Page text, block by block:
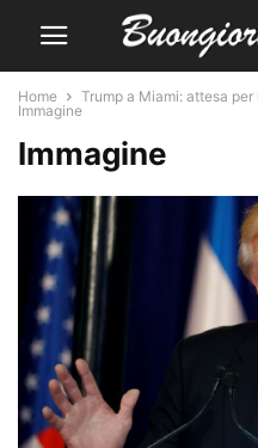
Home
Trump a Miami: attesa
Immagine
Immagine